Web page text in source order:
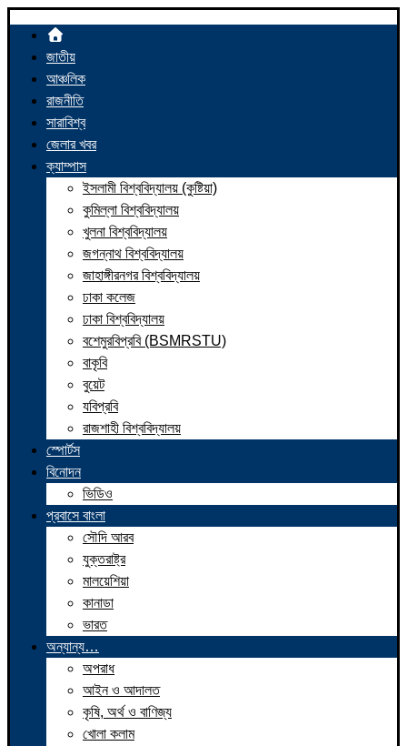
জাতীয়
আঞ্চলিক
রাজনীতি
সারাবিশ্ব
জেলার খবর
ক্যাম্পাস
ইসলামী বিশ্ববিদ্যালয় (কুষ্টিয়া)
কুমিল্লা বিশ্ববিদ্যালয়
খুলনা বিশ্ববিদ্যালয়
জগন্নাথ বিশ্ববিদ্যালয়
জাহাঙ্গীরনগর বিশ্ববিদ্যালয়
ঢাকা কলেজ
ঢাকা বিশ্ববিদ্যালয়
বশেমুরবিপ্রবি (BSMRSTU)
বাকৃবি
বুয়েট
যবিপ্রবি
রাজশাহী বিশ্ববিদ্যালয়
স্পোর্টস
বিনোদন
ভিডিও
প্রবাসে বাংলা
সৌদি আরব
যুক্তরাষ্ট্র
মালয়েশিয়া
কানাডা
ভারত
অন্যান্য…
অপরাধ
আইন ও আদালত
কৃষি, অর্থ ও বাণিজ্য
খোলা কলাম